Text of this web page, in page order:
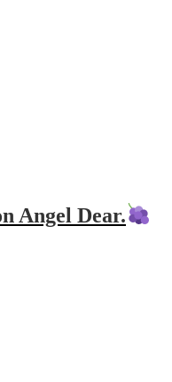
Angel Dear.